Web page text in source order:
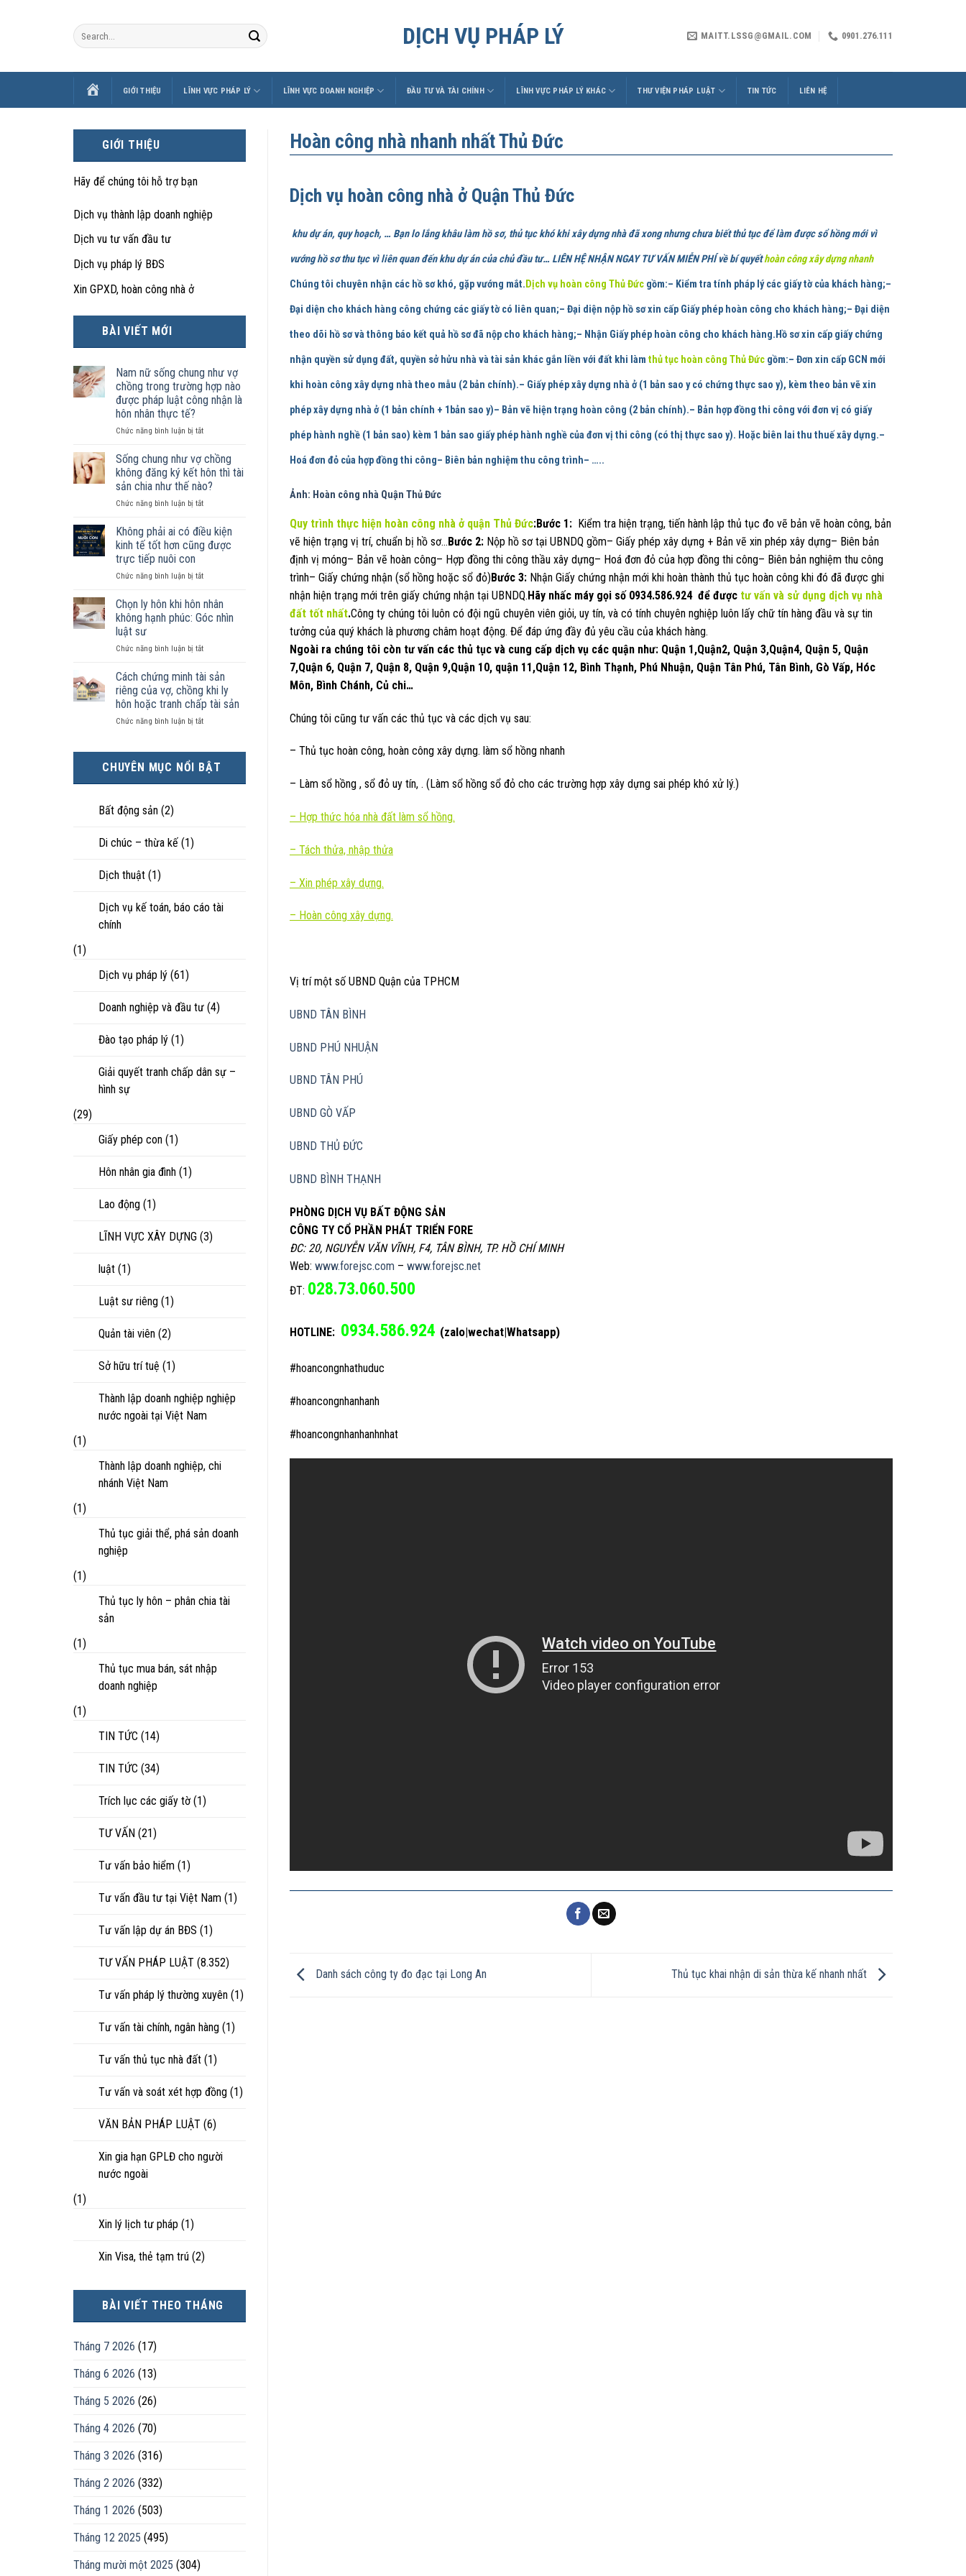
DỊCH VỤ PHÁP LÝ MAITT.LSSG@GMAIL.COM 0901.276.111
TRANGGIỚI THIỆU LĨNH VỰC PHÁP LÝ LĨNH VỰC DOANH NGHIỆP ĐẦU TƯ VÀ TÀI CHÍNH LĨNH VỰC PHÁP LÝ KHÁC THƯ VIỆN PHÁP LUẬT TIN TỨC LIÊN HỆ
GIỚI THIỆU
Hãy để chúng tôi hỗ trợ bạn
Dịch vụ thành lập doanh nghiệp
Dịch vu tư vấn đầu tư
Dịch vụ pháp lý BĐS
Xin GPXD, hoàn công nhà ở
BÀI VIẾT MỚI
Nam nữ sống chung như vợ
chồng trong trường hợp nào
được pháp luật công nhận là
hôn nhân thực tế?
Chức năng bình luận bị tắtở
nữ
sống
chung
như
vợ
trong
trường
hợp
được
luật
công
hôn
thực
tế?
Sống chung như vợ chồng
không đăng ký kết hôn thì tài
sản chia như thế nào?
Chức năng bình luận bị tắtở
chung
như
vợ
không
ký
kết
hôn
tài
chia
như
nào?
Không phải ai có điều kiện
kinh tế tốt hơn cũng được
trực tiếp nuôi con
Chức năng bình luận bị tắtở
phải
ai
có
kiện
tế
tốt
hơn
cũng
được
con
Chọn ly hôn khi hôn nhân
không hạnh phúc: Góc nhìn
luật sư
Chức năng bình luận bị tắtở
ly
hôn
khi
hôn
nhân
Góc
nhìn
Cách chứng minh tài sản
riêng của vợ, chồng khi ly
hôn hoặc tranh chấp tài sản
Chức năng bình luận bị tắtở
tài
chấp
CHUYÊN MỤC NỔI BẬT
Bất động sản (2)
Di chúc – thừa kế (1)
Dịch thuật (1)
Dịch vụ kế toán, báo cáo tài
chính
(1)
Dịch vụ pháp lý (61)
Doanh nghiệp và đầu tư (4)
Đào tạo pháp lý (1)
Giải quyết tranh chấp dân sự –
hình sự
(29)
Giấy phép con (1)
Hôn nhân gia đình (1)
Lao động (1)
LĨNH VỰC XÂY DỰNG (3)
luật (1)
Luật sư riêng (1)
Quản tài viên (2)
Sở hữu trí tuệ (1)
Thành lập doanh nghiệp nghiệp
nước ngoài tại Việt Nam
(1)
Thành lập doanh nghiệp, chi
nhánh Việt Nam
(1)
Thủ tục giải thể, phá sản doanh
nghiệp
(1)
Thủ tục ly hôn – phân chia tài
sản
(1)
Thủ tục mua bán, sát nhập
doanh nghiệp
(1)
TIN TỨC (14)
TIN TỨC (34)
Trích lục các giấy tờ (1)
TƯ VẤN (21)
Tư vấn bảo hiểm (1)
Tư vấn đầu tư tại Việt Nam (1)
Tư vấn lập dự án BĐS (1)
TƯ VẤN PHÁP LUẬT (8.352)
Tư vấn pháp lý thường xuyên (1)
Tư vấn tài chính, ngân hàng (1)
Tư vấn thủ tục nhà đất (1)
Tư vấn và soát xét hợp đồng (1)
VĂN BẢN PHÁP LUẬT (6)
Xin gia hạn GPLĐ cho người
nước ngoài
(1)
Xin lý lịch tư pháp (1)
Xin Visa, thẻ tạm trú (2)
BÀI VIẾT THEO THÁNG
Tháng 7 2026 (17)
Tháng 6 2026 (13)
Tháng 5 2026 (26)
Tháng 4 2026 (70)
Tháng 3 2026 (316)
Tháng 2 2026 (332)
Tháng 1 2026 (503)
Tháng 12 2025 (495)
Tháng mười một 2025 (304)
Hoàn công nhà nhanh nhất Thủ Đức
Dịch vụ hoàn công nhà ở Quận Thủ Đức
khu dự án, quy hoạch, … Bạn lo lắng khâu làm hồ sơ, thủ tục khó khi xây dựng nhà đã xong nhưng chưa biết thủ tục để làm được sổ hồng mới vì
vướng hồ sơ thu tục vì liên quan đến khu dự án của chủ đầu tư… LIÊN HỆ NHẬN NGAY TƯ VẤN MIỄN PHÍ về bí quyếthoàn công xây dựng nhanh
Chúng tôi chuyên nhận các hồ sơ khó, gặp vướng mắt. Dịch vụ hoàn công Thủ Đức gồm:– Kiểm tra tính pháp lý các giấy tờ của khách hàng;–
Đại diện cho khách hàng công chứng các giấy tờ có liên quan;– Đại diện nộp hồ sơ xin cấp Giấy phép hoàn công cho khách hàng;– Đại diện
theo dõi hồ sơ và thông báo kết quả hồ sơ đã nộp cho khách hàng;– Nhận Giấy phép hoàn công cho khách hàng. Hồ sơ xin cấp giấy chứng
nhận quyền sử dụng đất, quyền sở hửu nhà và tài sản khác gắn liền với đất khi làm thủ tục hoàn công Thủ Đức gồm:– Đơn xin cấp GCN mới
khi hoàn công xây dựng nhà theo mẫu (2 bản chính).– Giấy phép xây dựng nhà ở (1 bản sao y có chứng thực sao y), kèm theo bản vẽ xin
phép xây dựng nhà ở (1 bản chính + 1bản sao y)– Bản vẽ hiện trạng hoàn công (2 bản chính).– Bản hợp đồng thi công với đơn vị có giấy
phép hành nghề (1 bản sao) kèm 1 bản sao giấy phép hành nghề của đơn vị thi công (có thị thực sao y). Hoặc biên lai thu thuế xây dựng.–
Hoá đơn đỏ của hợp đồng thi công– Biên bản nghiệm thu công trình– …..
Ảnh: Hoàn công nhà Quận Thủ Đức
Quy trình thực hiện hoàn công nhà ở quận Thủ Đức:Bước 1: Kiểm tra hiện trạng, tiến hành lập thủ tục đo vẽ bản vẽ hoàn công, bản
vẽ hiện trạng vị trí, chuẩn bị hồ sơ…Bước 2: Nộp hồ sơ tại UBNDQ gồm– Giấy phép xây dựng + Bản vẽ xin phép xây dựng– Biên bản
định vị móng– Bản vẽ hoàn công– Hợp đồng thi công thầu xây dựng– Hoá đơn đỏ của hợp đồng thi công– Biên bản nghiệm thu công
trình– Giấy chứng nhận (sổ hồng hoặc sổ đỏ)Bước 3: Nhận Giấy chứng nhận mới khi hoàn thành thủ tục hoàn công khi đó đã được ghi
nhận hiện trạng mới trên giấy chứng nhận tại UBNDQ.Hãy nhấc máy gọi số 0934.586.924 để được tư vấn và sử dụng dịch vụ nhà
đất tốt nhất.Công ty chúng tôi luôn có đội ngũ chuyên viên giỏi, uy tín, và có tính chuyên nghiệp luôn lấy chữ tín hàng đầu và sự tin
tưởng của quý khách là phương châm hoạt động. Để đáp ứng đầy đủ yêu cầu của khách hàng.
Ngoài ra chúng tôi còn tư vấn các thủ tục và cung cấp dịch vụ các quận như: Quận 1,Quận2, Quận 3,Quận4, Quận 5, Quận
7,Quận 6, Quận 7, Quận 8, Quận 9,Quận 10, quận 11,Quận 12, Bình Thạnh, Phú Nhuận, Quận Tân Phú, Tân Bình, Gò Vấp, Hóc
Môn, Bình Chánh, Củ chi…
Chúng tôi cũng tư vấn các thủ tục và các dịch vụ sau:
– Thủ tục hoàn công, hoàn công xây dựng. làm sổ hồng nhanh
– Làm sổ hồng , sổ đỏ uy tín, . (Làm sổ hồng sổ đỏ cho các trường hợp xây dựng sai phép khó xử lý.)
– Hợp thức hóa nhà đất làm sổ hồng.
– Tách thửa, nhập thửa
– Xin phép xây dựng.
– Hoàn công xây dựng.
Vị trí một số UBND Quận của TPHCM
UBND TÂN BÌNH
UBND PHÚ NHUẬN
UBND TÂN PHÚ
UBND GÒ VẤP
UBND THỦ ĐỨC
UBND BÌNH THẠNH
PHÒNG DỊCH VỤ BẤT ĐỘNG SẢN
CÔNG TY CỔ PHẦN PHÁT TRIỂN FORE
ĐC: 20, NGUYỄN VĂN VĨNH, F4, TÂN BÌNH, TP. HỒ CHÍ MINH
Web: www.forejsc.com – www.forejsc.net
ĐT: 028.73.060.500
HOTLINE: 0934.586.924 (zalo|wechat|Whatsapp)
#hoancongnhathuduc
#hoancongnhanhanh
#hoancongnhanhanhnhat
Danh sách công ty đo đạc tại Long An Thủ tục khai nhận di sản thừa kế nhanh nhất